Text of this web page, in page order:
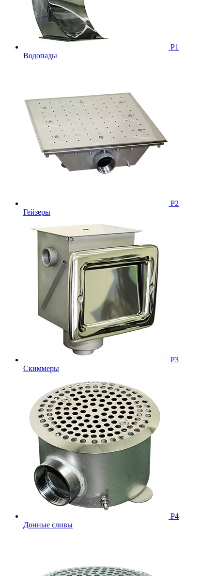
Р1
Водопады
Р2
Гейзеры
Р3
Скиммеры
Р4
Донные сливы